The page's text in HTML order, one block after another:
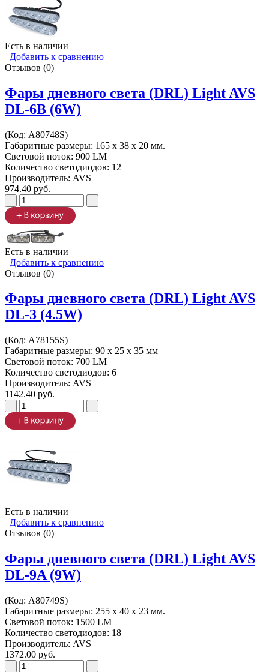
Есть в наличии
Добавить к сравнению
Отзывов (0)
Фары дневного света (DRL) Light AVS
DL-6B (6W)
(Код: A80748S)
Габаритные размеры: 165 х 38 х 20 мм.
Световой поток: 900 LM
Количество светодиодов: 12
Производитель: AVS
974.40 руб.
Есть в наличии
Добавить к сравнению
Отзывов (0)
Фары дневного света (DRL) Light AVS
DL-3 (4.5W)
(Код: A78155S)
Габаритные размеры: 90 х 25 х 35 мм
Световой поток: 700 LM
Количество светодиодов: 6
Производитель: AVS
1142.40 руб.
Есть в наличии
Добавить к сравнению
Отзывов (0)
Фары дневного света (DRL) Light AVS
DL-9A (9W)
(Код: A80749S)
Габаритные размеры: 255 х 40 х 23 мм.
Световой поток: 1500 LM
Количество светодиодов: 18
Производитель: AVS
1372.00 руб.